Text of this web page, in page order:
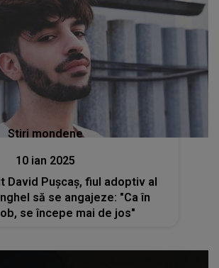
Stiri mondene
10 ian 2025
David Pușcaș, fiul adoptiv al
să se angajeze: "Ca în
se începe mai de jos"